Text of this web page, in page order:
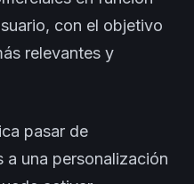
con el objetivo
relevantes y
pasar de
a una personalización